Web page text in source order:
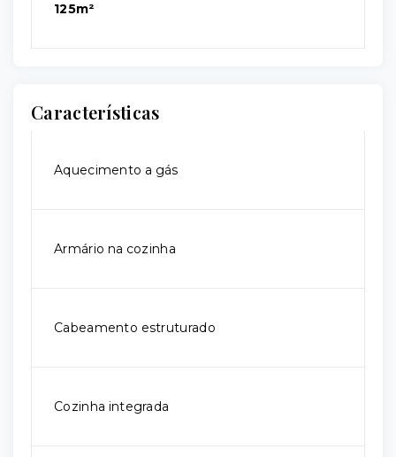
125m²
Características
Aquecimento a gás
Armário na cozinha
Cabeamento estruturado
Cozinha integrada